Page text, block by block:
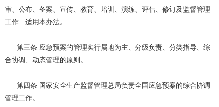
审、公布、备案、宣传、教育、培训、演练、评估、修订及监督管理
工作，适用本办法。
第三条 应急预案的管理实行属地为主、分级负责、分类指导、综
合协调、动态管理的原则。
第四条 国家安全生产监督管理总局负责全国应急预案的综合协调
管理工作。